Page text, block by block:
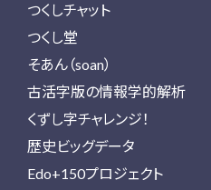
つくしチャット
つくし堂
そあん（soan）
古活字版の情報学的解析
くずし字チャレンジ！
歴史ビッグデータ
Edo+150プロジェクト